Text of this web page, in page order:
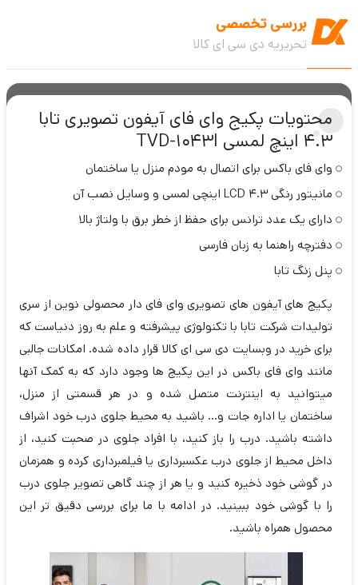
بررسی تخصصی
تحریریه دی سی ای کالا
محتویات پکیج وای فای آیفون تصویری تابا
4.3 اینچ لمسی TVD-1043I
وای فای باکس برای اتصال به مودم منزل یا ساختمان
مانیتور رنگی LCD 4.3 اینچی لمسی و وسایل نصب آن
دارای یک عدد ترانس برای حفظ از خطر برق با ولتاژ بالا
دفترچه راهنما به زبان فارسی
پنل زنگ تابا
پکیج های آیفون های تصویری وای فای دار محصولی نوین از سری
تولیدات شرکت تابا با تکنولوژی پیشرفته و علم به روز دنیاست که
برای خرید در وبسایت دی سی ای کالا قرار داده شده. امکانات جالبی
مانند وای فای باکس در این پکیج ها وجود دارد که به کمک آنها
میتوانید به اینترنت متصل شده و در هر قسمتی از منزل،
ساختمان یا اداره جات و... باشید به محیط جلوی درب خود اشراف
داشته باشید. درب را باز کنید، با افراد جلوی در صحبت کنید، از
داخل محیط از جلوی درب عکسبرداری یا فیلمبرداری کرده و همزمان
در گوشی خود ذخیره کنید و یا هر از چند گاهی تصویر جلوی درب
را با گوشی خود ببینید. در ادامه با ما برای بررسی دقیق تر این
محصول همراه باشید.